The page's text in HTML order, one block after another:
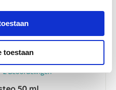
toestaan
4.5
2 Beoordelingen